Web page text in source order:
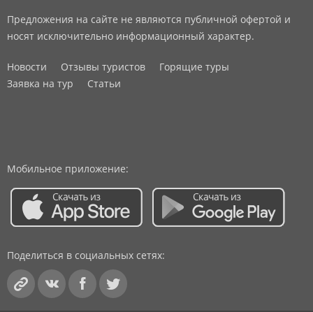
Предложения на сайте не являются публичной офертой и
носят исключительно информационный характер.
Новости Отзывы туристов
Горящие туры
Заявка на тур
Статьи
Мобильное приложение:
Поделиться в социальных сетях: